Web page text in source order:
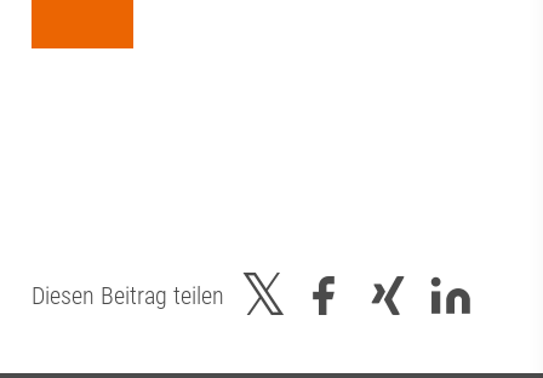
Diesen Beitrag teilen